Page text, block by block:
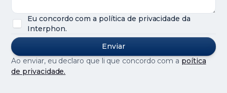
Eu concordo com a política de privacidade da
Interphon.
Ao enviar, eu declaro que li que concordo com a poítica
de privacidade.